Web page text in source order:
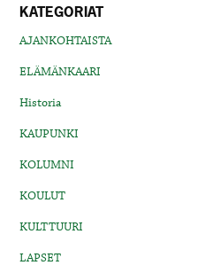
KATEGORIAT
AJANKOHTAISTA
ELÄMÄNKAARI
Historia
KAUPUNKI
KOLUMNI
KOULUT
KULTTUURI
LAPSET